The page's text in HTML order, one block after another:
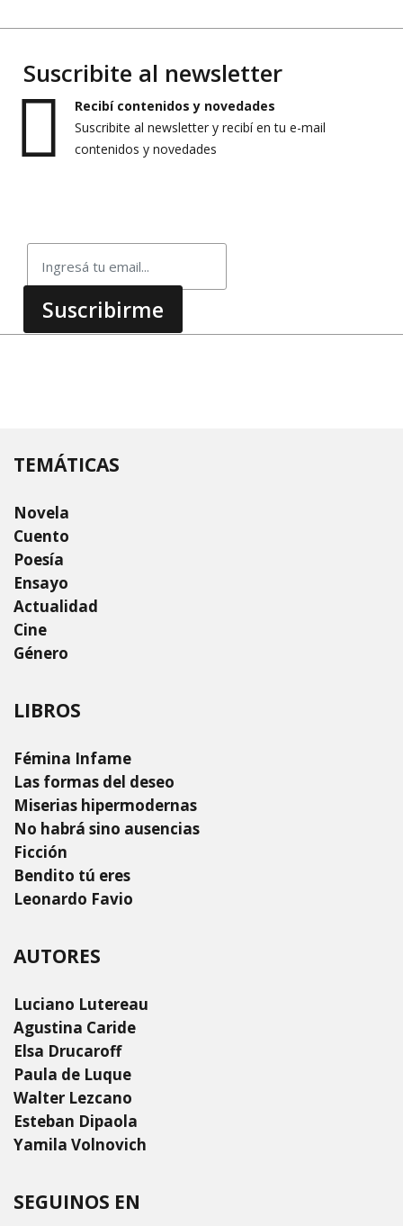
Suscribite al newsletter
Recibí contenidos y novedades
Suscribite al newsletter y recibí en tu e-mail
contenidos y novedades
TEMÁTICAS
Novela
Cuento
Poesía
Ensayo
Actualidad
Cine
Género
LIBROS
Fémina Infame
Las formas del deseo
Miserias hipermodernas
No habrá sino ausencias
Ficción
Bendito tú eres
Leonardo Favio
AUTORES
Luciano Lutereau
Agustina Caride
Elsa Drucaroff
Paula de Luque
Walter Lezcano
Esteban Dipaola
Yamila Volnovich
SEGUINOS EN